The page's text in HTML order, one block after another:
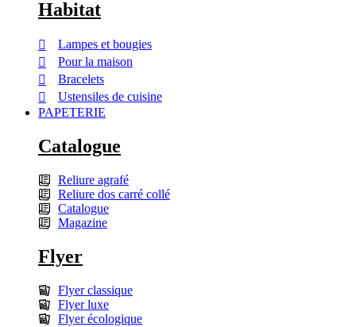
Habitat
Lampes et bougies
Pour la maison
Bracelets
Ustensiles de cuisine
PAPETERIE
Catalogue
Reliure agrafé
Reliure dos carré collé
Catalogue
Magazine
Flyer
Flyer classique
Flyer luxe
Flyer écologique